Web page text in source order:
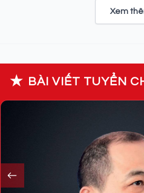
Xem
★ BÀI VIẾT TUYỂN